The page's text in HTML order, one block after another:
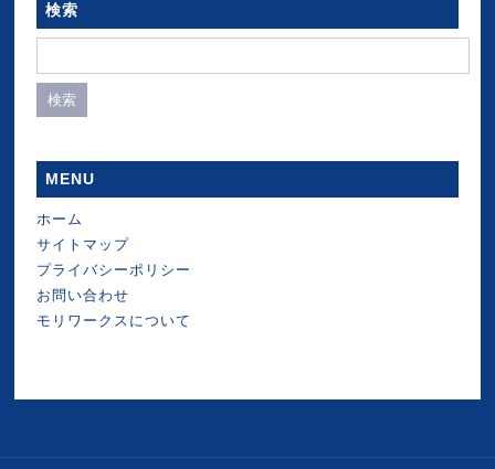
検索
索:
MENU
ホーム
サイトマップ
プライバシーポリシー
お問い合わせ
モリワークスについて